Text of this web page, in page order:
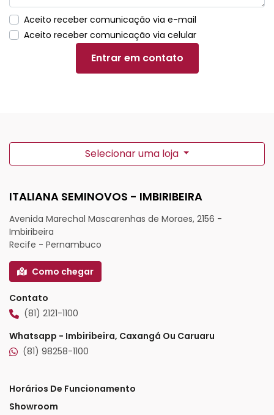
Aceito receber comunicação via e-mail
Aceito receber comunicação via celular
Entrar em contato
Selecionar uma loja
ITALIANA SEMINOVOS - IMBIRIBEIRA
Avenida Marechal Mascarenhas de Moraes, 2156 -
Imbiribeira
Recife - Pernambuco
Como chegar
Contato
(81) 2121-1100
Whatsapp - Imbiribeira, Caxangá Ou Caruaru
(81) 98258-1100
Horários De Funcionamento
Showroom